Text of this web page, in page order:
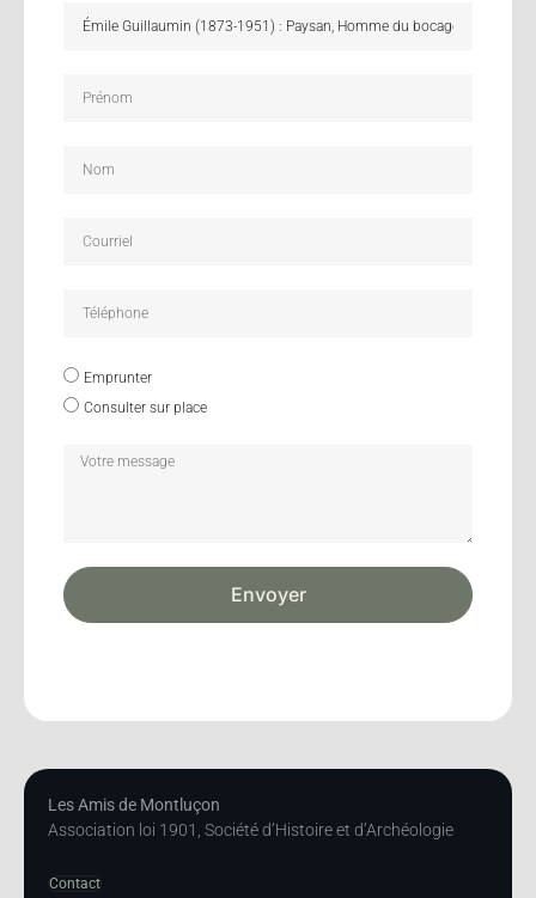
Emprunter
Consulter sur place
Envoyer
Les Amis de Montluçon
Association loi 1901, Société d’Histoire et d’Archéologie
Contact